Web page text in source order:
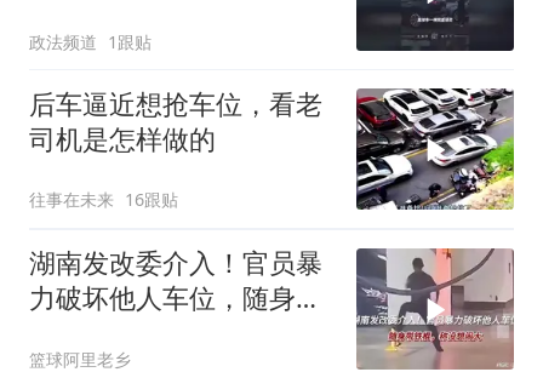
政法频道 1跟贴
后车逼近想抢车位，看老
司机是怎样做的
往事在未来 16跟贴
湖南发改委介入！官员暴
力破坏他人车位，随身带
篮球阿里老乡